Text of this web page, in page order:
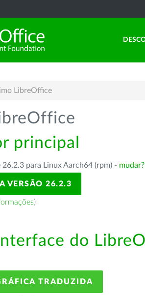
LibreOffice
principal
para Linux Aarch64 (rpm) - mudar?
VERSÃO 26.2.3
)
do
TRADUZIDA